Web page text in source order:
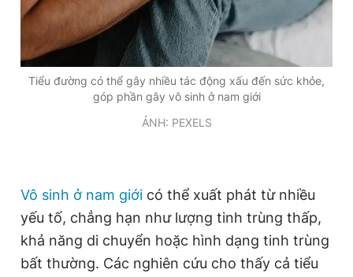
Tổng biên tập: Nguyễn Ngọc Toàn
Phó tổng biên tập thường trực: Hải Thành
Phó tổng biên tập: Lâm Hiếu Dũng
Phó tổng biên tập: Trần Việt Hưng
Tổng thư ký tòa soạn: Đức Trung
Giấy phép xuất bản số 110/GP - BTTTT cấp ngày 24.3.2020
© 2003-2026 Bản quyền thuộc về Báo Thanh Niên. Cấm sao
Tiểu đường có thể gây nhiều tác động xấu đến sức khỏe,
góp phần gây vô sinh ở nam giới
ẢNH: PEXELS
Vô sinh ở nam giới có thể xuất phát từ nhiều
yếu tố, chẳng hạn như lượng tinh trùng thấp,
khả năng di chuyển hoặc hình dạng tinh trùng
bất thường. Các nghiên cứu cho thấy cả tiểu